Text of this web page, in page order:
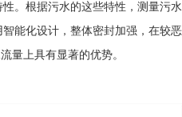
性。根据污水的这些特性，测量污
化设计，整体密封加强，在较恶
量上具有显著的优势。